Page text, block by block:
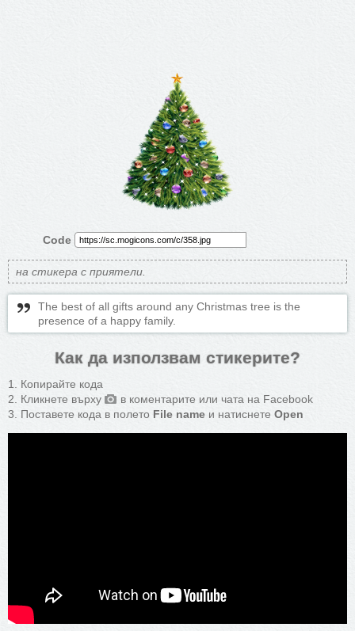
Code
на стикера с приятели.
The best of all gifts around any Christmas tree is the
presence of a happy family.
Как да използвам стикерите?
Копирайте кода
Кликнете върху
в коментарите или чата на Facebook
Поставете кода в полето File name и натиснете Open